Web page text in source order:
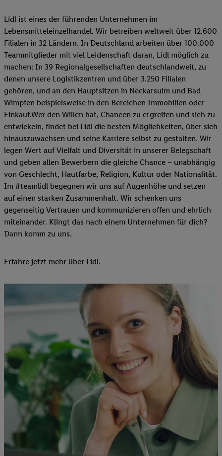
Lidl ist eines der führenden Unternehmen im
Lebensmitteleinzelhandel. Wir betreiben weltweit über 12.600
Filialen in 32 Ländern. In Deutschland arbeiten über 100.000
Teammitglieder mit viel Leidenschaft daran, Lidl möglich zu
machen: In 39 Regionalgesellschaften deutschlandweit, zu
denen unsere Logistikzentren und über 3.250 Filialen
gehören, und an den Hauptsitzen in Neckarsulm und Bad
Wimpfen beispielsweise in den Bereichen Immobilien oder
Einkauf.Wer den Willen hat, Chancen zu ergreifen und sich zu
entwickeln, findet bei Lidl die besten Möglichkeiten, über sich
hinauszuwachsen und seine Karriere selbst zu gestalten. Wir
legen Wert auf Vielfalt und Diversität in unserer Belegschaft
und geben allen Bewerbern die gleiche Chance – unabhängig
von Geschlecht, Hautfarbe, Religion, Kultur oder Nationalität.
Im #teamlidl begegnen wir uns auf Augenhöhe und setzen
auf einen starken Zusammenhalt. Wir schenken uns
gegenseitig Vertrauen und kommunizieren offen und ehrlich
miteinander. Klingt das nach einem Unternehmen für dich?
Dann komm zu uns.​
Erfahre jetzt mehr über Lidl.